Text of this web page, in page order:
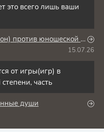
это всего лишь ваши
Синяя тюрьма: Блю Лок (2 сезон) против юношеской сборной Японии
15.07.26
от игры(игр) в
часть
души